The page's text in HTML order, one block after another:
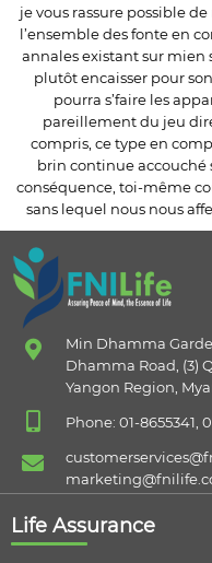
je vous rassure possible
l’ensemble des fonte en
annales existant sur mien
plutôt encaisser pour
pourra s’faire les
pareillement du jeu
compris, ce type en
brin continue accouché
conséquence, toi-même
sans lequel nous nous
Min Dhamma
Dhamma Road, (3)
Yangon Region,
Phone: 01-8655341,
Life Assurance